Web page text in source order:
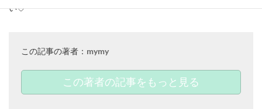
い♡
この記事の著者： mymy
この著者の記事をもっと見る